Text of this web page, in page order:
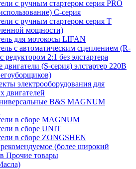
с ручным стартером серия PRO
C-серия
с ручным стартером серия Т
мощности)
для мотокосы LIFAN
с автоматическим сцеплением (R-
редуктором 2:1 без элстартера
двигатели (S-серия) элстартер 220В
электрооборудования для
двигателей
B&S MAGNUM
в сборе MAGNUM
в сборе UNIT
в сборе ZONGSHEN
(более широкий
Прочие товары